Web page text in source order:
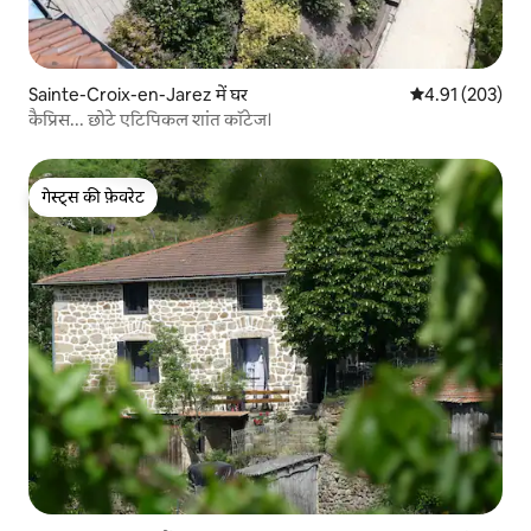
Sainte-Croix-en-Jarez में घर औसत रेटिंग 5 में से
4.91 (203)
कैप्रिस... छोटे एटिपिकल शांत कॉटेज।
गेस्ट्स की फ़ेवरेट
गेस्ट्स की फ़ेवरेट